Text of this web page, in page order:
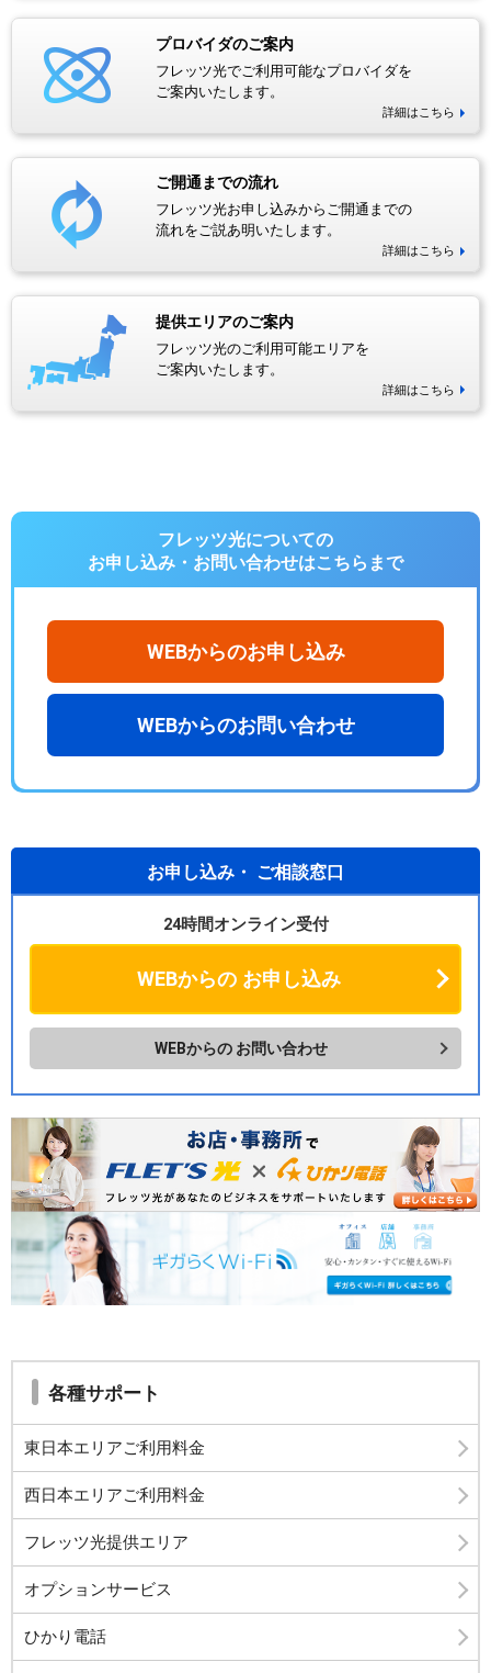
プロバイダのご案内
フレッツ光でご利用可能なプロバイダを
ご案内いたします。
詳細はこちら
ご開通までの流れ
フレッツ光お申し込みからご開通までの
流れをご説あ明いたします。
詳細はこちら
提供エリアのご案内
フレッツ光のご利用可能エリアを
ご案内いたします。
詳細はこちら
フレッツ光についての
お申し込み・お問い合わせはこちらまで
WEBからのお申し込み
WEBからのお問い合わせ
お申し込み・ ご相談窓口
24時間オンライン受付
WEBからのお申し込み
WEBからの お問い合わせ
各種サポート
東日本エリアご利用料金
西日本エリアご利用料金
フレッツ光提供エリア
オプションサービス
ひかり電話